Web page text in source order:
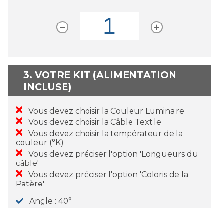
3. VOTRE KIT (ALIMENTATION
INCLUSE)
Vous devez choisir la Couleur Luminaire
Vous devez choisir la Câble Textile
Vous devez choisir la températeur de la
couleur (°K)
Vous devez préciser l'option 'Longueurs du
câble'
Vous devez préciser l'option 'Coloris de la
Patère'
Angle
40°